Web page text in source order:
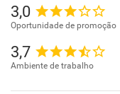
3,0
Oportunidade de promoção
3,7
Ambiente de trabalho